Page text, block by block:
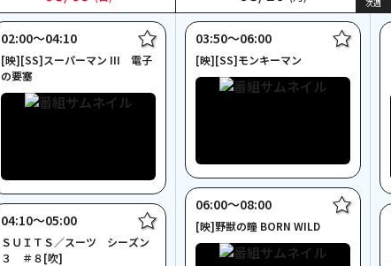
次週
02:00〜04:10
[映][SS]スーパーマン III 電子
の要塞
04:10〜05:00
ＳＵＩＴＳ／スーツ シーズン
３ ＃８[吹]
03:50〜06:00
[映][SS]モンキーマン
06:00〜08:00
[映]野獣の瞳 BORN WILD